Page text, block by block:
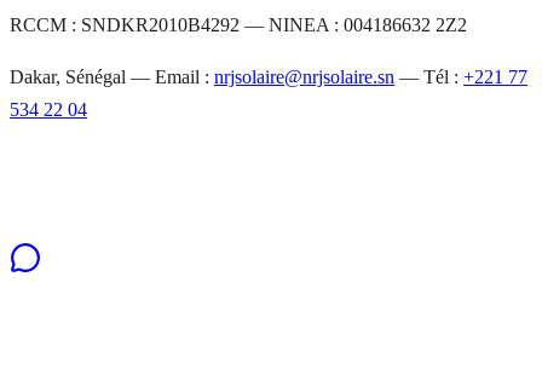
RCCM : SNDKR2010B4292 — NINEA : 004186632 2Z2
Dakar, Sénégal — Email : nrjsolaire@nrjsolaire.sn — Tél : +221 77
534 22 04